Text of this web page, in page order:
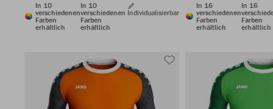
In 10
verschiedenen
Farben
erhältlich
In 10
verschiedenen
Farben
erhältlich
Individualisierbar
In 16
verschiedenen
Farben
erhältlich
In 16
Farben
erhältlich